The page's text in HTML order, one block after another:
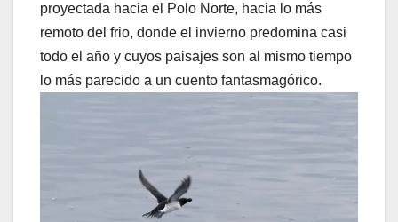
proyectada hacia el Polo Norte, hacia lo más
remoto del frio, donde el invierno predomina casi
todo el año y cuyos paisajes son al mismo tiempo
lo más parecido a un cuento fantasmagórico.